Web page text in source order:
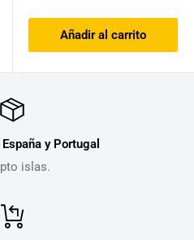
venta
Añadir al carrito
y Portugal
islas.